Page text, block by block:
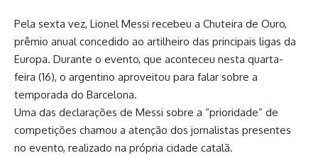
Pela sexta vez, Lionel Messi recebeu a Chuteira de Ouro,
prêmio anual concedido ao artilheiro das principais ligas da
Europa. Durante o evento, que aconteceu nesta quarta-
feira (16), o argentino aproveitou para falar sobre a
temporada do Barcelona.
Uma das declarações de Messi sobre a “prioridade” de
competições chamou a atenção dos jornalistas presentes
no evento, realizado na própria cidade catalã.